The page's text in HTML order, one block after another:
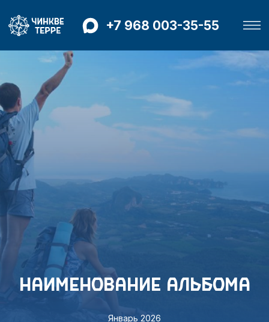
+7 968 003-35-55
Наименование альбома
Январь 2026